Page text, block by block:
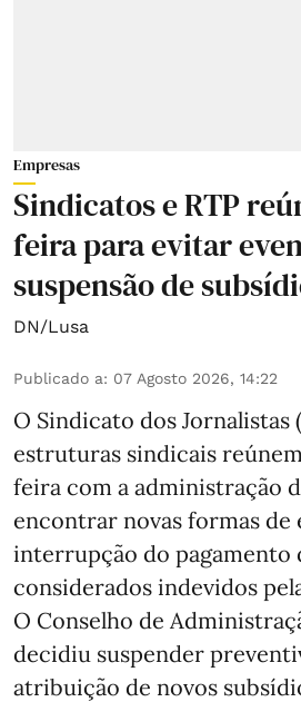
Empresas
Sindicatos e RTP
feira para evitar
suspensão de
DN/Lusa
Publicado a: 07 Agosto 2026, 14:22
O Sindicato dos Jornalistas
estruturas sindicais
feira com a administração
encontrar novas formas de
interrupção do pagamento
considerados indevidos
O Conselho de
decidiu suspender
atribuição de novos